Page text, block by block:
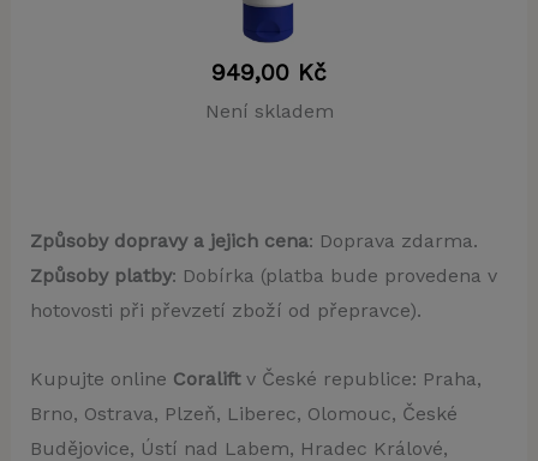
949,00 Kč
Není skladem
Způsoby dopravy a jejich cena: Doprava zdarma.
Způsoby platby: Dobírka (platba bude provedena v
hotovosti při převzetí zboží od přepravce).
Kupujte online Coraliftv České republice: Praha,
Brno, Ostrava, Plzeň, Liberec, Olomouc, České
Budějovice, Ústí nad Labem, Hradec Králové,